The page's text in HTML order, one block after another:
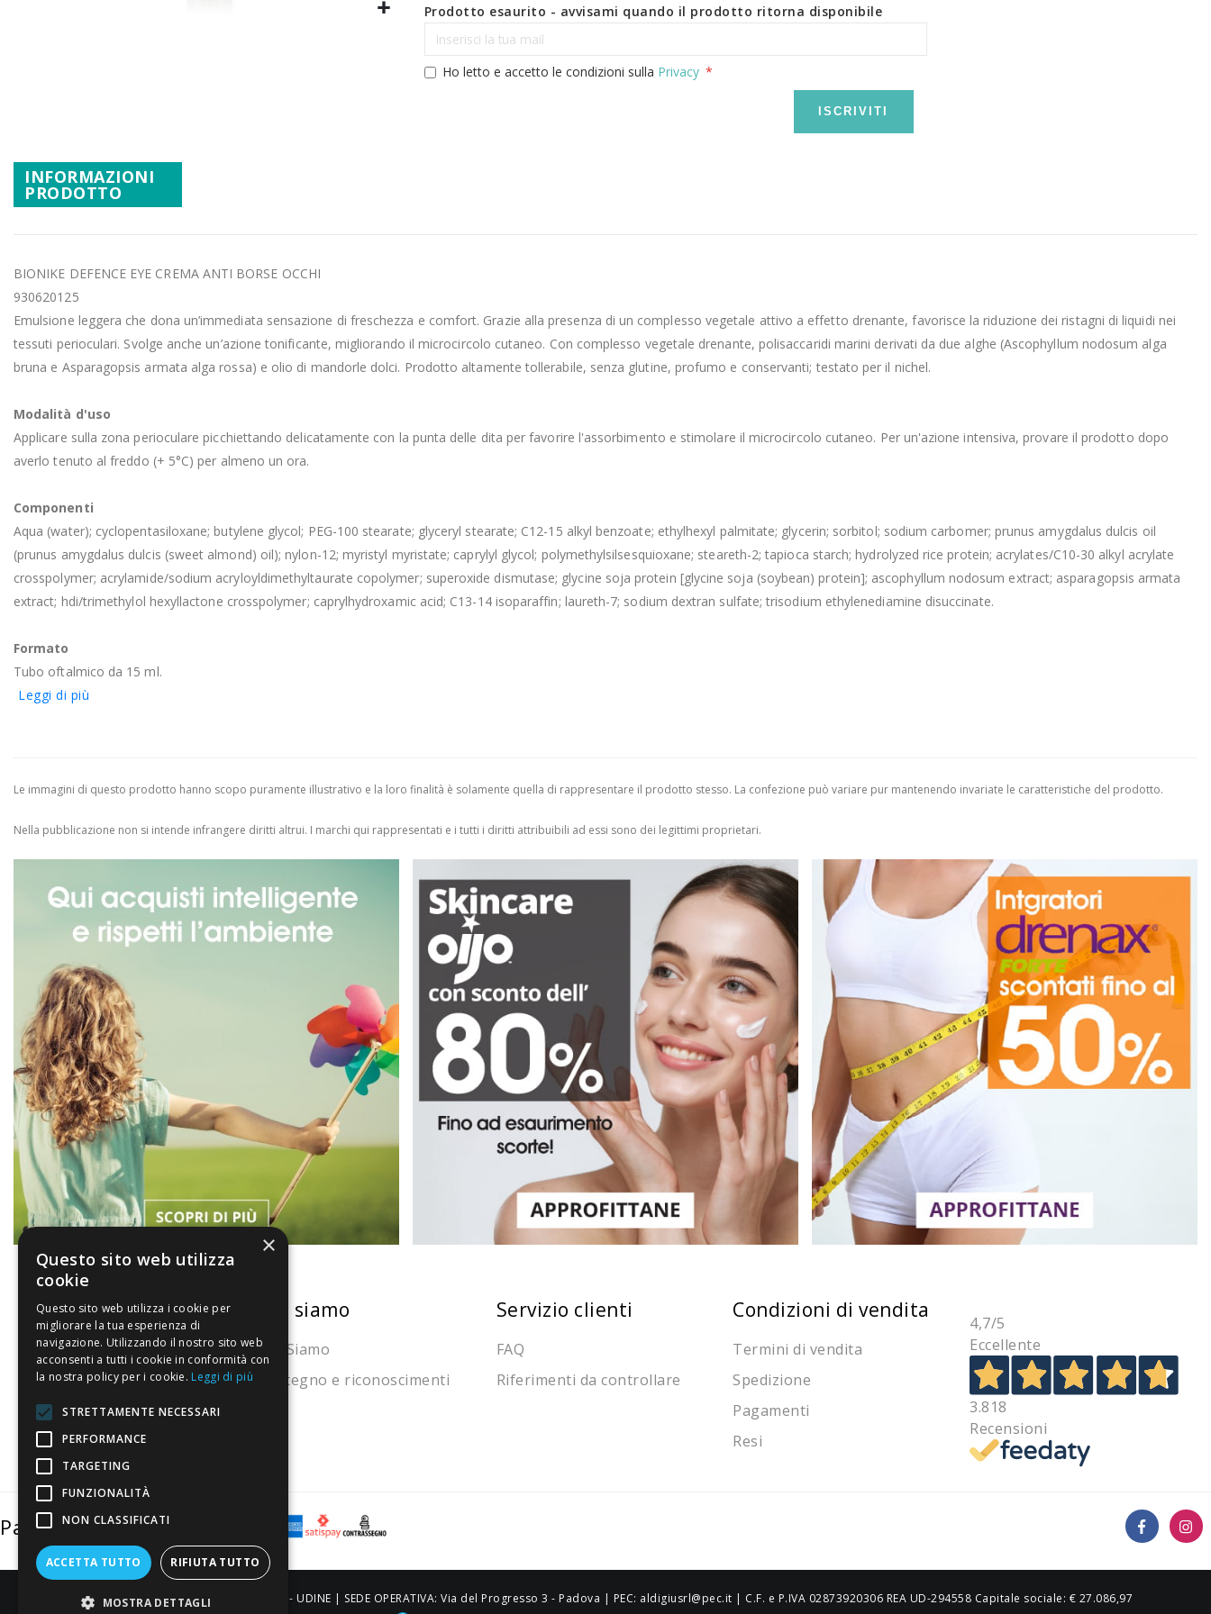
Prodotto esaurito - avvisami quando il prodotto ritorna disponibile
Ho letto e accetto le condizioni sulla Privacy
ISCRIVITI
INFORMAZIONI
PRODOTTO
BIONIKE DEFENCE EYE CREMA ANTI BORSE OCCHI
930620125
Emulsione leggera che dona un’immediata sensazione di freschezza e comfort. Grazie alla presenza di un complesso vegetale attivo a effetto drenante, favorisce la riduzione dei ristagni di liquidi nei
tessuti perioculari. Svolge anche un’azione tonificante, migliorando il microcircolo cutaneo. Con complesso vegetale drenante, polisaccaridi marini derivati da due alghe (Ascophyllum nodosum alga
bruna e Asparagopsis armata alga rossa) e olio di mandorle dolci. Prodotto altamente tollerabile, senza glutine, profumo e conservanti; testato per il nichel.
Modalità d'uso
Applicare sulla zona perioculare picchiettando delicatamente con la punta delle dita per favorire l'assorbimento e stimolare il microcircolo cutaneo. Per un'azione intensiva, provare il prodotto dopo
averlo tenuto al freddo (+ 5°C) per almeno un ora.
Componenti
Aqua (water); cyclopentasiloxane; butylene glycol; PEG-100 stearate; glyceryl stearate; C12-15 alkyl benzoate; ethylhexyl palmitate; glycerin; sorbitol; sodium carbomer; prunus amygdalus dulcis oil
(prunus amygdalus dulcis (sweet almond) oil); nylon-12; myristyl myristate; caprylyl glycol; polymethylsilsesquioxane; steareth-2; tapioca starch; hydrolyzed rice protein; acrylates/C10-30 alkyl acrylate
crosspolymer; acrylamide/sodium acryloyldimethyltaurate copolymer; superoxide dismutase; glycine soja protein [glycine soja (soybean) protein]; ascophyllum nodosum extract; asparagopsis armata
extract; hdi/trimethylol hexyllactone crosspolymer; caprylhydroxamic acid; C13-14 isoparaffin; laureth-7; sodium dextran sulfate; trisodium ethylenediamine disuccinate.
Formato
Tubo oftalmico da 15 ml.
Leggi di più
Le immagini di questo prodotto hanno scopo puramente illustrativo e la loro finalità è solamente quella di rappresentare il prodotto stesso. La confezione può variare pur mantenendo invariate le caratteristiche del prodotto.
Nella pubblicazione non si intende infrangere diritti altrui. I marchi qui rappresentati e i tutti i diritti attribuibili ad essi sono dei legittimi proprietari.
La nostra convenienza
Il risparmio che fa ambiente
Il nostro manifesto
Il blog
Perché fidarti
Vendi con noi
Chi siamo
Chi Siamo
Sostegno e riconoscimenti
Servizio clienti
FAQ
Riferimenti da controllare
Condizioni di vendita
Termini di vendita
Spedizione
Pagamenti
Resi
4,7/5
Eccellente
3.818
Recensioni
Pagamenti sicuri
ALDIGIÙ S.R.L. | Via Cortazzis 15 33100 - UDINE | SEDE OPERATIVA: Via del Progresso 3 - Padova | PEC: aldigiusrl@pec.it | C.F. e P.IVA 02873920306 REA UD-294558 Capitale sociale: € 27.086,97
×
Questo sito web utilizza
cookie
Questo sito web utilizza i cookie per
migliorare la tua esperienza di
navigazione. Utilizzando il nostro sito web
acconsenti a tutti i cookie in conformità con
la nostra policy per i cookie. Leggi di più
STRETTAMENTE NECESSARI
PERFORMANCE
TARGETING
FUNZIONALITÀ
NON CLASSIFICATI
ACCETTA TUTTO RIFIUTA TUTTO
MOSTRA DETTAGLI